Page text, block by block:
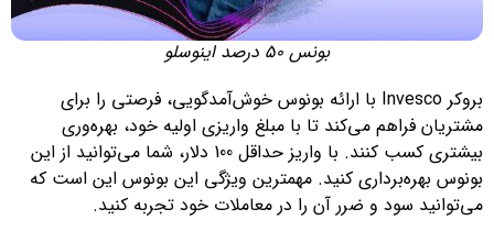
بونس 50 درصد اینوسلو
بروکر Invesco با ارائه بونوس خوش‌آمدگویی، فرصتی را برای
مشتریان فراهم می‌کند تا با مبلغ واریزی اولیه خود، بهره‌وری
بیشتری کسب کنند. با واریز حداقل 100 دلار، شما می‌توانید از این
بونوس بهره‌برداری کنید. مهمترین ویژگی این بونوس این است که
می‌توانید سود و ضرر آن را در معاملات خود تجربه کنید.